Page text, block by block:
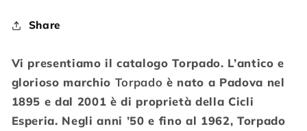
Share
Vi presentiamo il catalogo Torpado. L’antico e
glorioso marchio Torpado è nato a Padova nel
1895 e dal 2001 è di proprietà della Cicli
Esperia. Negli anni ’50 e fino al 1962, Torpado